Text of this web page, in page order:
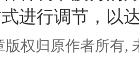
进行调节，以
版权归原作者所有,